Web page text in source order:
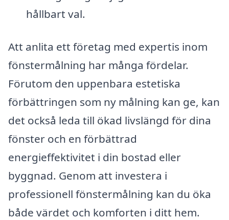
hållbart val.
Att anlita ett företag med expertis inom
fönstermålning har många fördelar.
Förutom den uppenbara estetiska
förbättringen som ny målning kan ge, kan
det också leda till ökad livslängd för dina
fönster och en förbättrad
energieffektivitet i din bostad eller
byggnad. Genom att investera i
professionell fönstermålning kan du öka
både värdet och komforten i ditt hem.